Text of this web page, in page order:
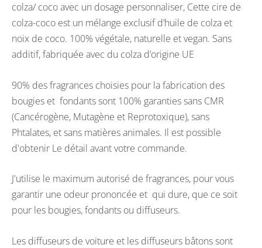
colza/ coco avec un dosage personnaliser, Cette cire de
colza-coco est un mélange exclusif d’huile de colza et
noix de coco. 100% végétale, naturelle et vegan. Sans
additif, fabriquée avec du colza d’origine UE
90% des fragrances choisies pour la fabrication des
bougies et fondants sont 100% garanties sans CMR
(Cancérogène, Mutagène et Reprotoxique), sans
Phtalates, et sans matières animales. Il est possible
d'obtenir Le détail avant votre commande.
J'utilise le maximum autorisé de fragrances, pour vous
garantir une odeur prononcée et qui dure, que ce soit
pour les bougies, fondants ou diffuseurs.
Les diffuseurs de voiture et les diffuseurs bâtons sont